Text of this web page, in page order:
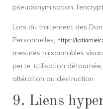
pseudonymisation,
Lors du traitement des
Personnelles, https://
mesures raisonnables
perte, utilisation
altération ou destruction.
9. Liens